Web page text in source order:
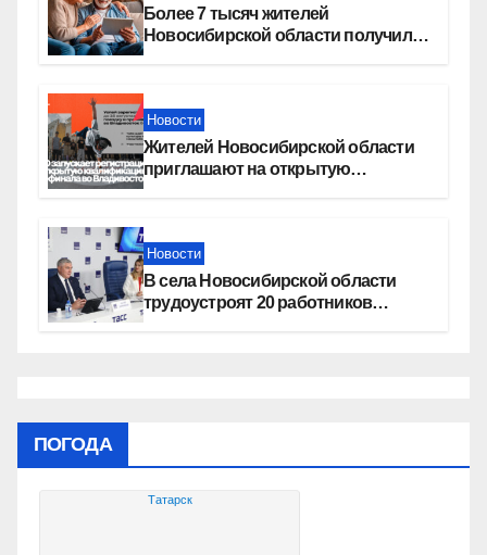
Более 7 тысяч жителей
Новосибирской области получили
Новости
Жителей Новосибирской области
приглашают на открытую
Новости
В села Новосибирской области
трудоустроят 20 работников
ПОГОДА
Татарск